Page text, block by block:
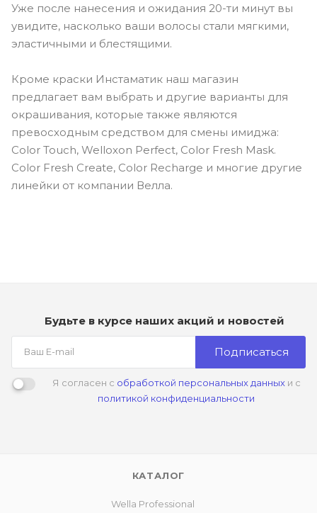
Уже после нанесения и ожидания 20-ти минут вы
увидите, насколько ваши волосы стали мягкими,
эластичными и блестящими.
Кроме краски Инстаматик наш магазин
предлагает вам выбрать и другие варианты для
окрашивания, которые также являются
превосходным средством для смены имиджа:
Color Touch, Welloxon Perfect, Color Fresh Mask.
Color Fresh Create, Color Recharge и многие другие
линейки от компании Велла.
Будьте в курсе наших акций и новостей
Подписаться
Я согласен с обработкой персональных данныхи с
политикой конфиденциальности
КАТАЛОГ
Wella Professional